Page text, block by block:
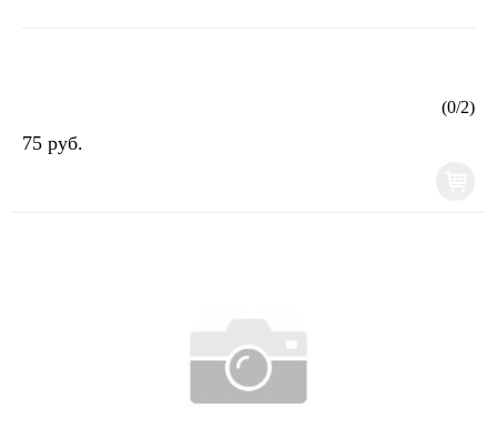
(0/2)
75 руб.